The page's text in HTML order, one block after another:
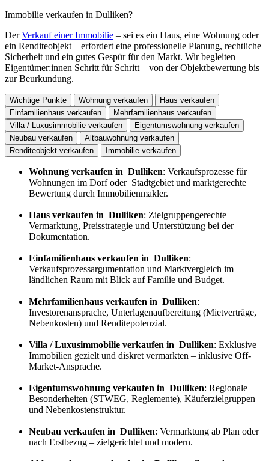
Immobilie verkaufen in Dulliken?
DerVerkauf einer Immobilie – sei es ein Haus, eine Wohnung oder
ein Renditeobjekt – erfordert eine professionelle Planung, rechtliche
Sicherheit und ein gutes Gespür für den Markt. Wir begleiten
Eigentümer:innen Schritt für Schritt – von der Objektbewertung bis
zur Beurkundung.
Wichtige Punkte Wohnung verkaufen
Haus verkaufen
Einfamilienhaus verkaufen
Mehrfamilienhaus verkaufen
Villa / Luxusimmobilie verkaufen
Eigentumswohnung verkaufen
Neubau verkaufen
Altbauwohnung verkaufen
Renditeobjekt verkaufen
Immobilie verkaufen
Wohnung verkaufen in Dulliken: Verkaufsprozesse für
Wohnungen im Dorf oder Stadtgebiet und marktgerechte
Bewertung durch Immobilienmakler.
Haus verkaufen in Dulliken: Zielgruppengerechte
Vermarktung, Preisstrategie und Unterstützung bei der
Dokumentation.
Einfamilienhaus verkaufen in Dulliken:
Verkaufsprozessargumentation und Marktvergleich im
ländlichen Raum mit Blick auf Familie und Budget.
Mehrfamilienhaus verkaufen in Dulliken:
Investorenansprache, Unterlagenaufbereitung (Mietverträge,
Nebenkosten) und Renditepotenzial.
Villa / Luxusimmobilie verkaufen in Dulliken: Exklusive
Immobilien gezielt und diskret vermarkten – inklusive Off-
Market-Ansprache.
Eigentumswohnung verkaufen in Dulliken: Regionale
Besonderheiten (STWEG, Reglemente), Käuferzielgruppen
und Nebenkostenstruktur.
Neubau verkaufen in Dulliken: Vermarktung ab Plan oder
nach Erstbezug – zielgerichtet und modern.